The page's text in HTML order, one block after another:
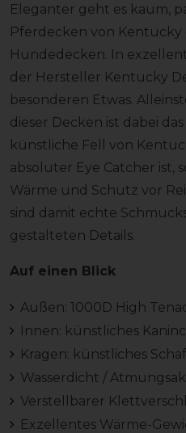
Eleganter geht es kaum,
Pferdecken von
Hundedecken. In
der Hersteller Kentucky
besonderen Etwas.
dieser Decken ist dabei
künstliche Fell von
absoluter Eye Catcher ist,
Wärme und Schutz vor
sind damit echte
gestalteten Details.
Auf einen Blick
Außen: 1000D High
Innen: künstliches
Kragen: künstliches
Wasserdicht /
Verstellbarer
Exzellentes Wärme-